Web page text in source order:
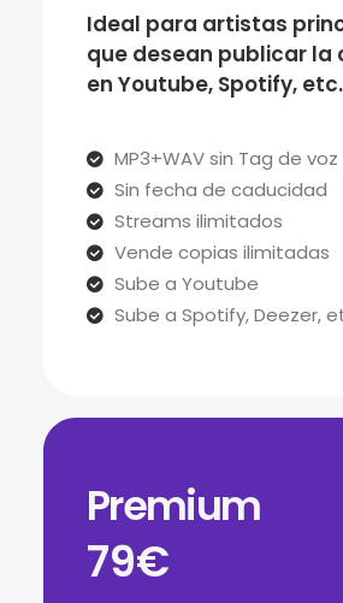
Ideal para artistas
que desean publicar la
en Youtube, Spotify, etc.
MP3+WAV sin Tag de voz
Sin fecha de caducidad
Streams ilimitados
Vende copias ilimitadas
Sube a Youtube
Sube a Spotify, Deezer,
Premium
79€